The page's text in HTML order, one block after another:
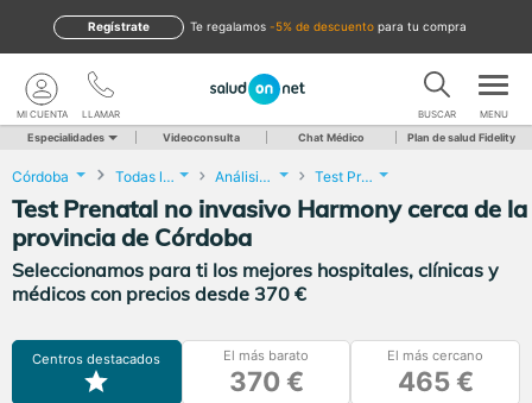
te regalamos -5% de descuento para tu compra
Regístrate
LLAMAR
MI CUENTA BUSCAR MENU
Especialidades Videoconsulta Chat Médico Plan de salud Fidelity
Córdoba Todas las localidades Análisis Clínicos Test Prenatal no invasivo Harmony
Test Prenatal no invasivo Harmony cerca de la
provincia de Córdoba
Seleccionamos para ti los mejores hospitales, clínicas y
médicos con precios desde 370 €
Centros destacados El más barato
370 €
El más cercano
465 €